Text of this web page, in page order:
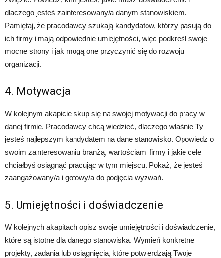
dlaczego jesteś zainteresowany/a danym stanowiskiem.
Pamiętaj, że pracodawcy szukają kandydatów, którzy pasują do
ich firmy i mają odpowiednie umiejętności, więc podkreśl swoje
mocne strony i jak mogą one przyczynić się do rozwoju
organizacji.
4. Motywacja
W kolejnym akapicie skup się na swojej motywacji do pracy w
danej firmie. Pracodawcy chcą wiedzieć, dlaczego właśnie Ty
jesteś najlepszym kandydatem na dane stanowisko. Opowiedz o
swoim zainteresowaniu branżą, wartościami firmy i jakie cele
chciałbyś osiągnąć pracując w tym miejscu. Pokaż, że jesteś
zaangażowany/a i gotowy/a do podjęcia wyzwań.
5. Umiejętności i doświadczenie
W kolejnych akapitach opisz swoje umiejętności i doświadczenie,
które są istotne dla danego stanowiska. Wymień konkretne
projekty, zadania lub osiągnięcia, które potwierdzają Twoje